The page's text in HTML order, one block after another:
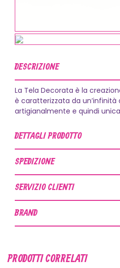
DESCRIZIONE
La Tela Decorata è la
è caratterizzata da un’infinità
artigianalmente e quindi
DETTAGLI PRODOTTO
SPEDIZIONE
SERVIZIO CLIENTI
BRAND
PRODOTTI CORRELATI